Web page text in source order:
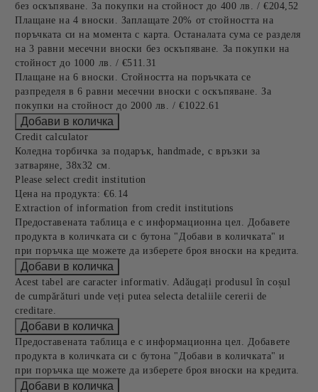
без оскъпяване. За покупки на стойност до 400 лв. / €204,52
Плащане на 4 вноски. Заплащате 20% от стойността на
поръчката си на момента с карта. Останалата сума се разделя
на 3 равни месечни вноски без оскъпяване. За покупки на
стойност до 1000 лв. / €511.31
Плащане на 6 вноски. Стойността на поръчката се
разпределя в 6 равни месечни вноски с оскъпяване. За
покупки на стойност до 2000 лв. / €1022.61
Credit calculator
Коледна торбичка за подарък, handmade, с връзки за
затваряне, 38х32 см.
Please select credit institution
Цена на продукта: €6.14
Extraction of information from credit institutions
Предоставената таблица е с информационна цел. Добавете
продукта в количката си с бутона "Добави в количката" и
при поръчка ще можете да изберете броя вноски на кредита.
Acest tabel are caracter informativ. Adăugați produsul în coșul
de cumpărături unde veți putea selecta detaliile cererii de
creditare.
Предоставената таблица е с информационна цел. Добавете
продукта в количката си с бутона "Добави в количката" и
при поръчка ще можете да изберете броя вноски на кредита.